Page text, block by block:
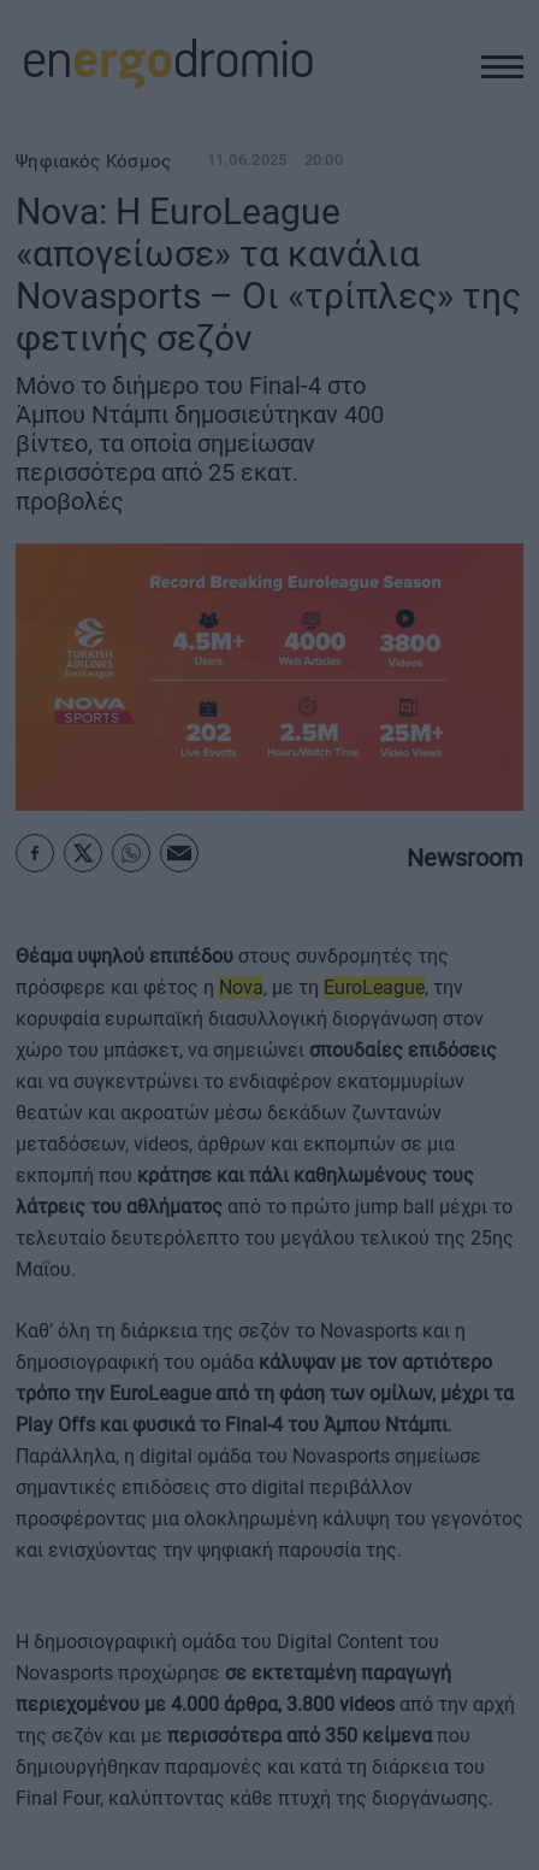
ΥΠΟΔΟΜΕΣ
REAL ESTATE
ΠΕΡΙΒΑΛΛΟΝ
ΕΝΕΡΓΕΙΑ
ΜΕΤΑΦΟΡΕΣ - ΗΛΕΚΤΡΟΚΙΝΗΣΗ
ΨΗΦΙΑΚΟΣ ΚΟΣΜΟΣ
ΟΙΚΟΝΟΜΙΑ - ΕΠΙΧΕΙΡΗΣΕΙΣ
MY PROPERTY
ΚΑΡΑΜΠΟΛΕΣ
Ψηφιακός Κόσμος 11.06.2025 20:00
Nova: Η EuroLeague
«απογείωσε» τα κανάλια
Novasports – Οι «τρίπλες» της
φετινής σεζόν
Μόνο το διήμερο του Final-4 στο
Άμπου Ντάμπι δημοσιεύτηκαν 400
βίντεο, τα οποία σημείωσαν
περισσότερα από 25 εκατ.
προβολές
Newsroom
Θέαμα υψηλού επιπέδου στους συνδρομητές της
πρόσφερε και φέτος η Nova, με τη EuroLeague, την
κορυφαία ευρωπαϊκή διασυλλογική διοργάνωση στον
χώρο του μπάσκετ, να σημειώνει σπουδαίες επιδόσεις
και να συγκεντρώνει το ενδιαφέρον εκατομμυρίων
θεατών και ακροατών μέσω δεκάδων ζωντανών
μεταδόσεων, videos, άρθρων και εκπομπών σε μια
εκπομπή που κράτησε και πάλι καθηλωμένους τους
λάτρεις του αθλήματος από το πρώτο jump ball μέχρι το
τελευταίο δευτερόλεπτο του μεγάλου τελικού της 25ης
Μαΐου.
Καθ’ όλη τη διάρκεια της σεζόν το Novasports και η
δημοσιογραφική του ομάδα κάλυψαν με τον αρτιότερο
τρόπο την EuroLeague από τη φάση των ομίλων, μέχρι τα
Play Offs και φυσικά το Final-4 του Άμπου Ντάμπι.
Παράλληλα, η digital ομάδα του Novasports σημείωσε
σημαντικές επιδόσεις στο digital περιβάλλον
προσφέροντας μια ολοκληρωμένη κάλυψη του γεγονότος
και ενισχύοντας την ψηφιακή παρουσία της.
H δημοσιογραφική ομάδα του Digital Content του
Novasports προχώρησε σε εκτεταμένη παραγωγή
περιεχομένου με 4.000 άρθρα, 3.800 videos από την αρχή
της σεζόν και με περισσότερα από 350 κείμεναπου
δημιουργήθηκαν παραμονές και κατά τη διάρκεια του
Final Four, καλύπτοντας κάθε πτυχή της διοργάνωσης.